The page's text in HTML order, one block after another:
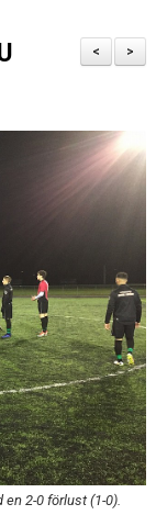
>
<
2-0 förlust (1-0).